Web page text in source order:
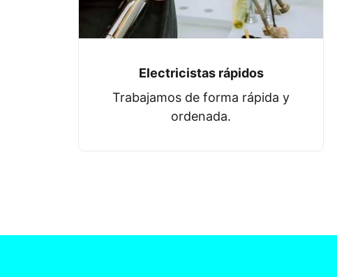
Electricistas rápidos
Trabajamos de forma rápida y
ordenada.